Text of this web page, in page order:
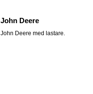
John Deere
John Deere med lastare.